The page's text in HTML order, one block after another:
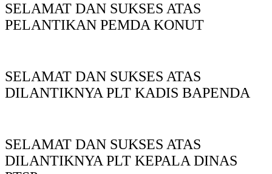
SELAMAT DAN SUKSES ATAS
PELANTIKAN PEMDA KONUT
SELAMAT DAN SUKSES ATAS
DILANTIKNYA PLT KADIS BAPENDA
SELAMAT DAN SUKSES ATAS
DILANTIKNYA PLT KEPALA DINAS